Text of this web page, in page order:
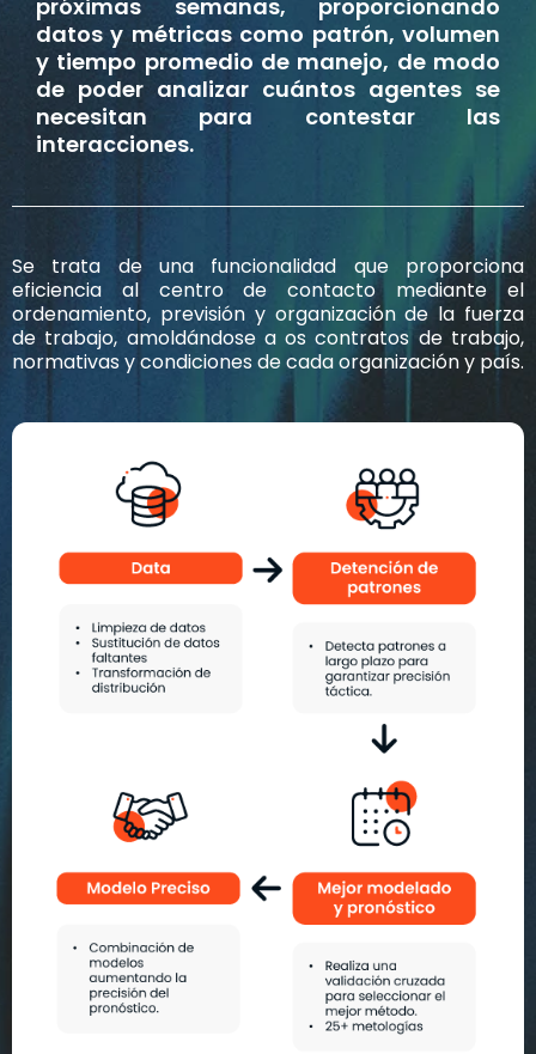
próximas semanas, proporcionando
datos y métricas como patrón, volumen
y tiempo promedio de manejo, de modo
de poder analizar cuántos agentes se
necesitan para contestar las
interacciones.
Se trata de una funcionalidad que proporciona
eficiencia al centro de contacto mediante el
ordenamiento, previsión y organización de la fuerza
de trabajo, amoldándose a os contratos de trabajo,
normativas y condiciones de cada organización y país.